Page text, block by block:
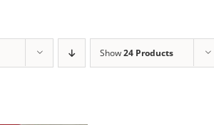
Show24 Products